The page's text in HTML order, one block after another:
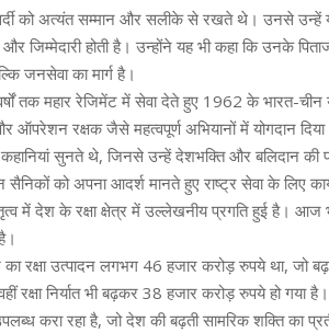
को अत्यंत सम्मान और सलीके से रखते थे। उनसे उन्हें
जिम्मेदारी होती है। उन्होंने यह भी कहा कि उनके
जनसेवा का मार्ग है।
तक महार रेजिमेंट में सेवा देते हुए 1962 के भारत-
रक्षक जैसे महत्वपूर्ण अभियानों में योगदान
सुनते थे, जिनसे उन्हें देशभक्ति और बलिदान की
को अपना आदर्श मानते हुए राष्ट्र सेवा के लिए
में देश के रक्षा क्षेत्र में उल्लेखनीय प्रगति हुई है। आज
रक्षा उत्पादन लगभग 46 हजार करोड़ रुपये था, जो
निर्यात भी बढ़कर 38 हजार करोड़ रुपये हो गया
करा रहा है, जो देश की बढ़ती सामरिक शक्ति का